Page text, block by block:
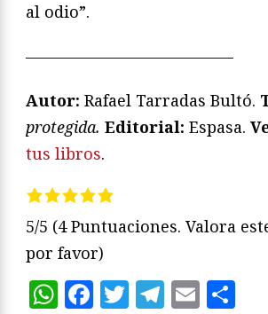
al odio”.
—————————————
Autor: Rafael Tarradas Bultó.
protegida. Editorial: Espasa.
tus libros.
5/5 (4 Puntuaciones. Valora
por favor)
WhatsApp
Facebook
TwitterEmail